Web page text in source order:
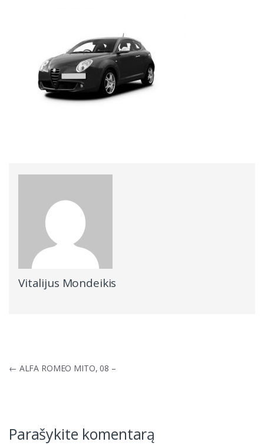
Vitalijus Mondeikis
Navigacija
← ALFA ROMEO MITO, 08 –
Parašykite komentarą